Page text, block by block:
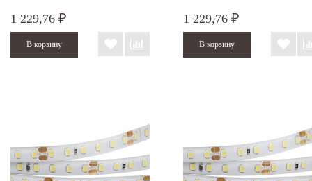
1 229,76 ₽ 1 229,76 ₽